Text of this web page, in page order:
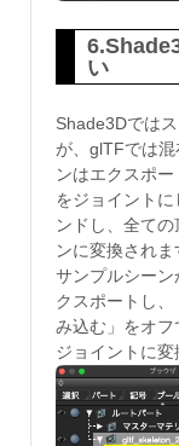
い
Shade3Dでは
が、glTFでは
ンはエクスポ
をジョイント
ンドし、全て
ンに変換されま
サンプルシー
クスポートし
み込む」をオ
ジョイントに変